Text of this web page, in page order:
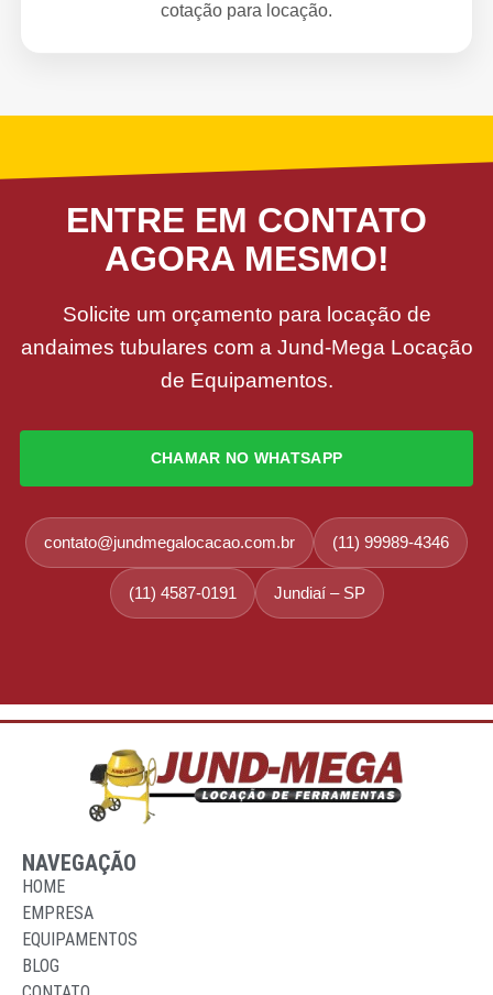
cotação para locação.
ENTRE EM CONTATO
AGORA MESMO!
Solicite um orçamento para locação de
andaimes tubulares com a Jund-Mega Locação
de Equipamentos.
CHAMAR NO WHATSAPP
contato@jundmegalocacao.com.br (11) 99989-4346
(11) 4587-0191 Jundiaí – SP
NAVEGAÇÃO
HOME
EMPRESA
EQUIPAMENTOS
BLOG